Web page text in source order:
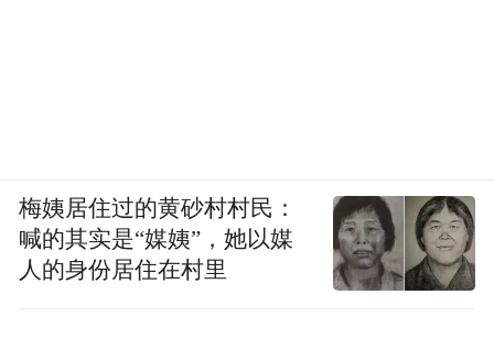
梅姨居住过的黄砂村村民：
喊的其实是“媒姨”，她以媒
人的身份居住在村里